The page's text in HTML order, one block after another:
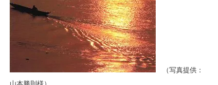
（写真提供：
山本勝則様）